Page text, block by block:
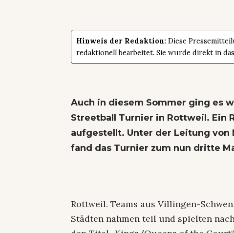
Hinweis der Redaktion: Diese
redaktionell bearbeitet. Sie wurde direkt in
Auch in diesem Sommer ging es
Streetball Turnier in Rottweil. Ein
aufgestellt. Unter der Leitung
fand das Turnier zum nun dritte
Rottweil. Teams aus Villingen-
Städten nahmen teil und spielten